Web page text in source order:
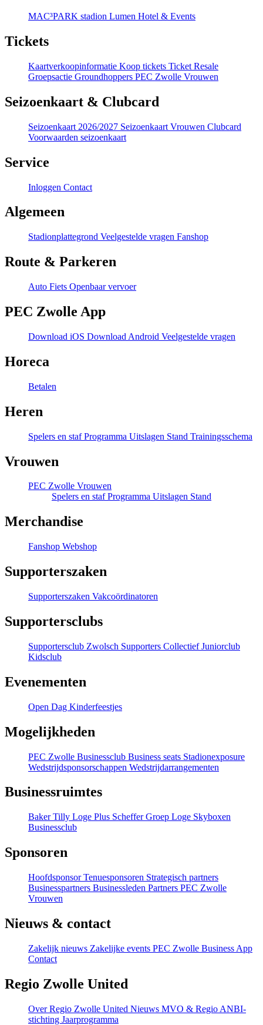
MAC³PARK stadion Lumen Hotel & Events
Tickets
Kaartverkoopinformatie Koop tickets Ticket Resale
Groepsactie Groundhoppers PEC Zwolle Vrouwen
Seizoenkaart & Clubcard
Seizoenkaart 2026/2027 Seizoenkaart Vrouwen Clubcard
Voorwaarden seizoenkaart
Service
Inloggen Contact
Algemeen
Stadionplattegrond Veelgestelde vragen Fanshop
Route & Parkeren
Auto Fiets Openbaar vervoer
PEC Zwolle App
Download iOS Download Android Veelgestelde vragen
Horeca
Betalen
Heren
Spelers en stafProgramma Uitslagen Stand Trainingsschema
Vrouwen
PEC Zwolle Vrouwen
Spelers en stafProgramma Uitslagen Stand
Merchandise
Fanshop Webshop
Supporterszaken
Supporterszaken Vakcoördinatoren
Supportersclubs
Supportersclub Zwolsch Supporters CollectiefJuniorclub
Kidsclub
Evenementen
Open Dag Kinderfeestjes
Mogelijkheden
PEC Zwolle Businessclub Business seats Stadionexposure
Wedstrijdsponsorschappen Wedstrijdarrangementen
Businessruimtes
Baker Tilly Loge Plus Scheffer Groep Loge Skyboxen
Businessclub
Sponsoren
HoofdsponsorTenuesponsoren Strategisch partners
Businesspartners Businessleden Partners PEC Zwolle
Vrouwen
Nieuws & contact
Zakelijk nieuws Zakelijke events PEC Zwolle Business App
Contact
Regio Zwolle United
Over Regio Zwolle United Nieuws MVO & Regio ANBI-
stichting Jaarprogramma